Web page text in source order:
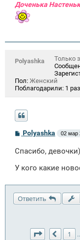
Доченька
Polyashka
Только
Пол: Женский
Поблагодарили: 1 раз
С
б
е
е
Polyashka 02 мар
Спасибо,
У кого какие
Ответить
СтраницаПред.
1